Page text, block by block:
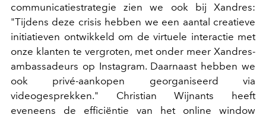
communicatiestrategie zien we ook bij Xandres:
"Tijdens deze crisis hebben we een aantal creatieve
initiatieven ontwikkeld om de virtuele interactie met
onze klanten te vergroten, met onder meer Xandres-
ambassadeurs op Instagram. Daarnaast hebben we
ook privé-aankopen georganiseerd via
videogesprekken." Christian Wijnants heeft
eveneens de efficiëntie van het online window